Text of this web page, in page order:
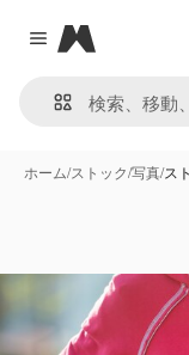
Close menu
Magnific
ホーム/ストック/写真/ス